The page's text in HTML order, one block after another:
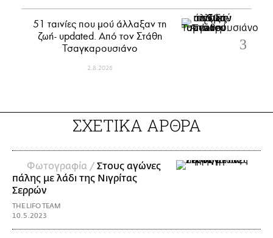
51 ταινίες που μού άλλαξαν τη
ζωή- updated. Aπό τον Στάθη
Τσαγκαρουσιάνο
2.8.2026
ΣΧΕΤΙΚΑ ΑΡΘΡΑ
Φωτογραφία /Στους αγώνες
πάλης με λάδι της Νιγρίτας
Σερρών
THE LIFO TEAM
10.5.2023